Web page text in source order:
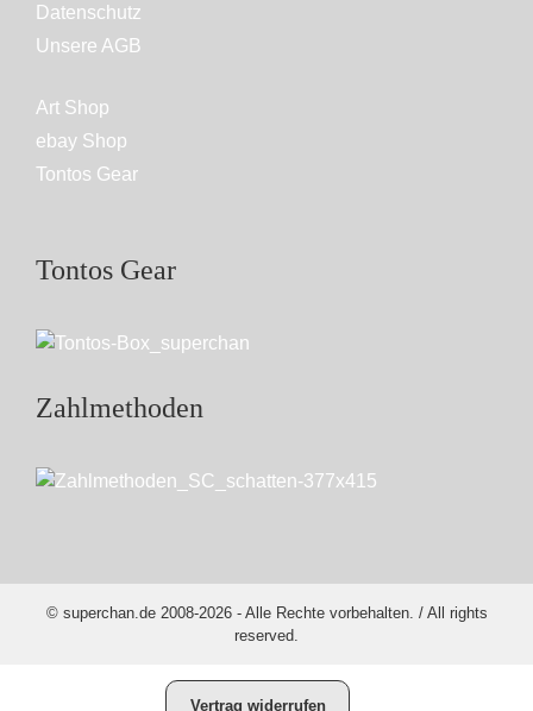
Datenschutz
Unsere AGB
Art Shop
ebay Shop
Tontos Gear
Tontos Gear
Zahlmethoden
© superchan.de 2008-2026 - Alle Rechte vorbehalten. / All rights
reserved.
Vertrag widerrufen